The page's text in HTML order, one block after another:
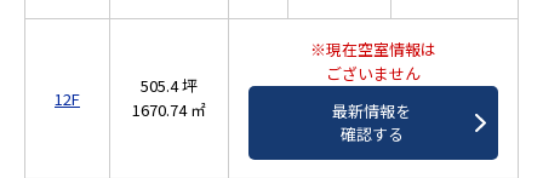
12F
505.4 坪
1670.74 ㎡
※現在空室情報は
ございません
最新情報を
確認する